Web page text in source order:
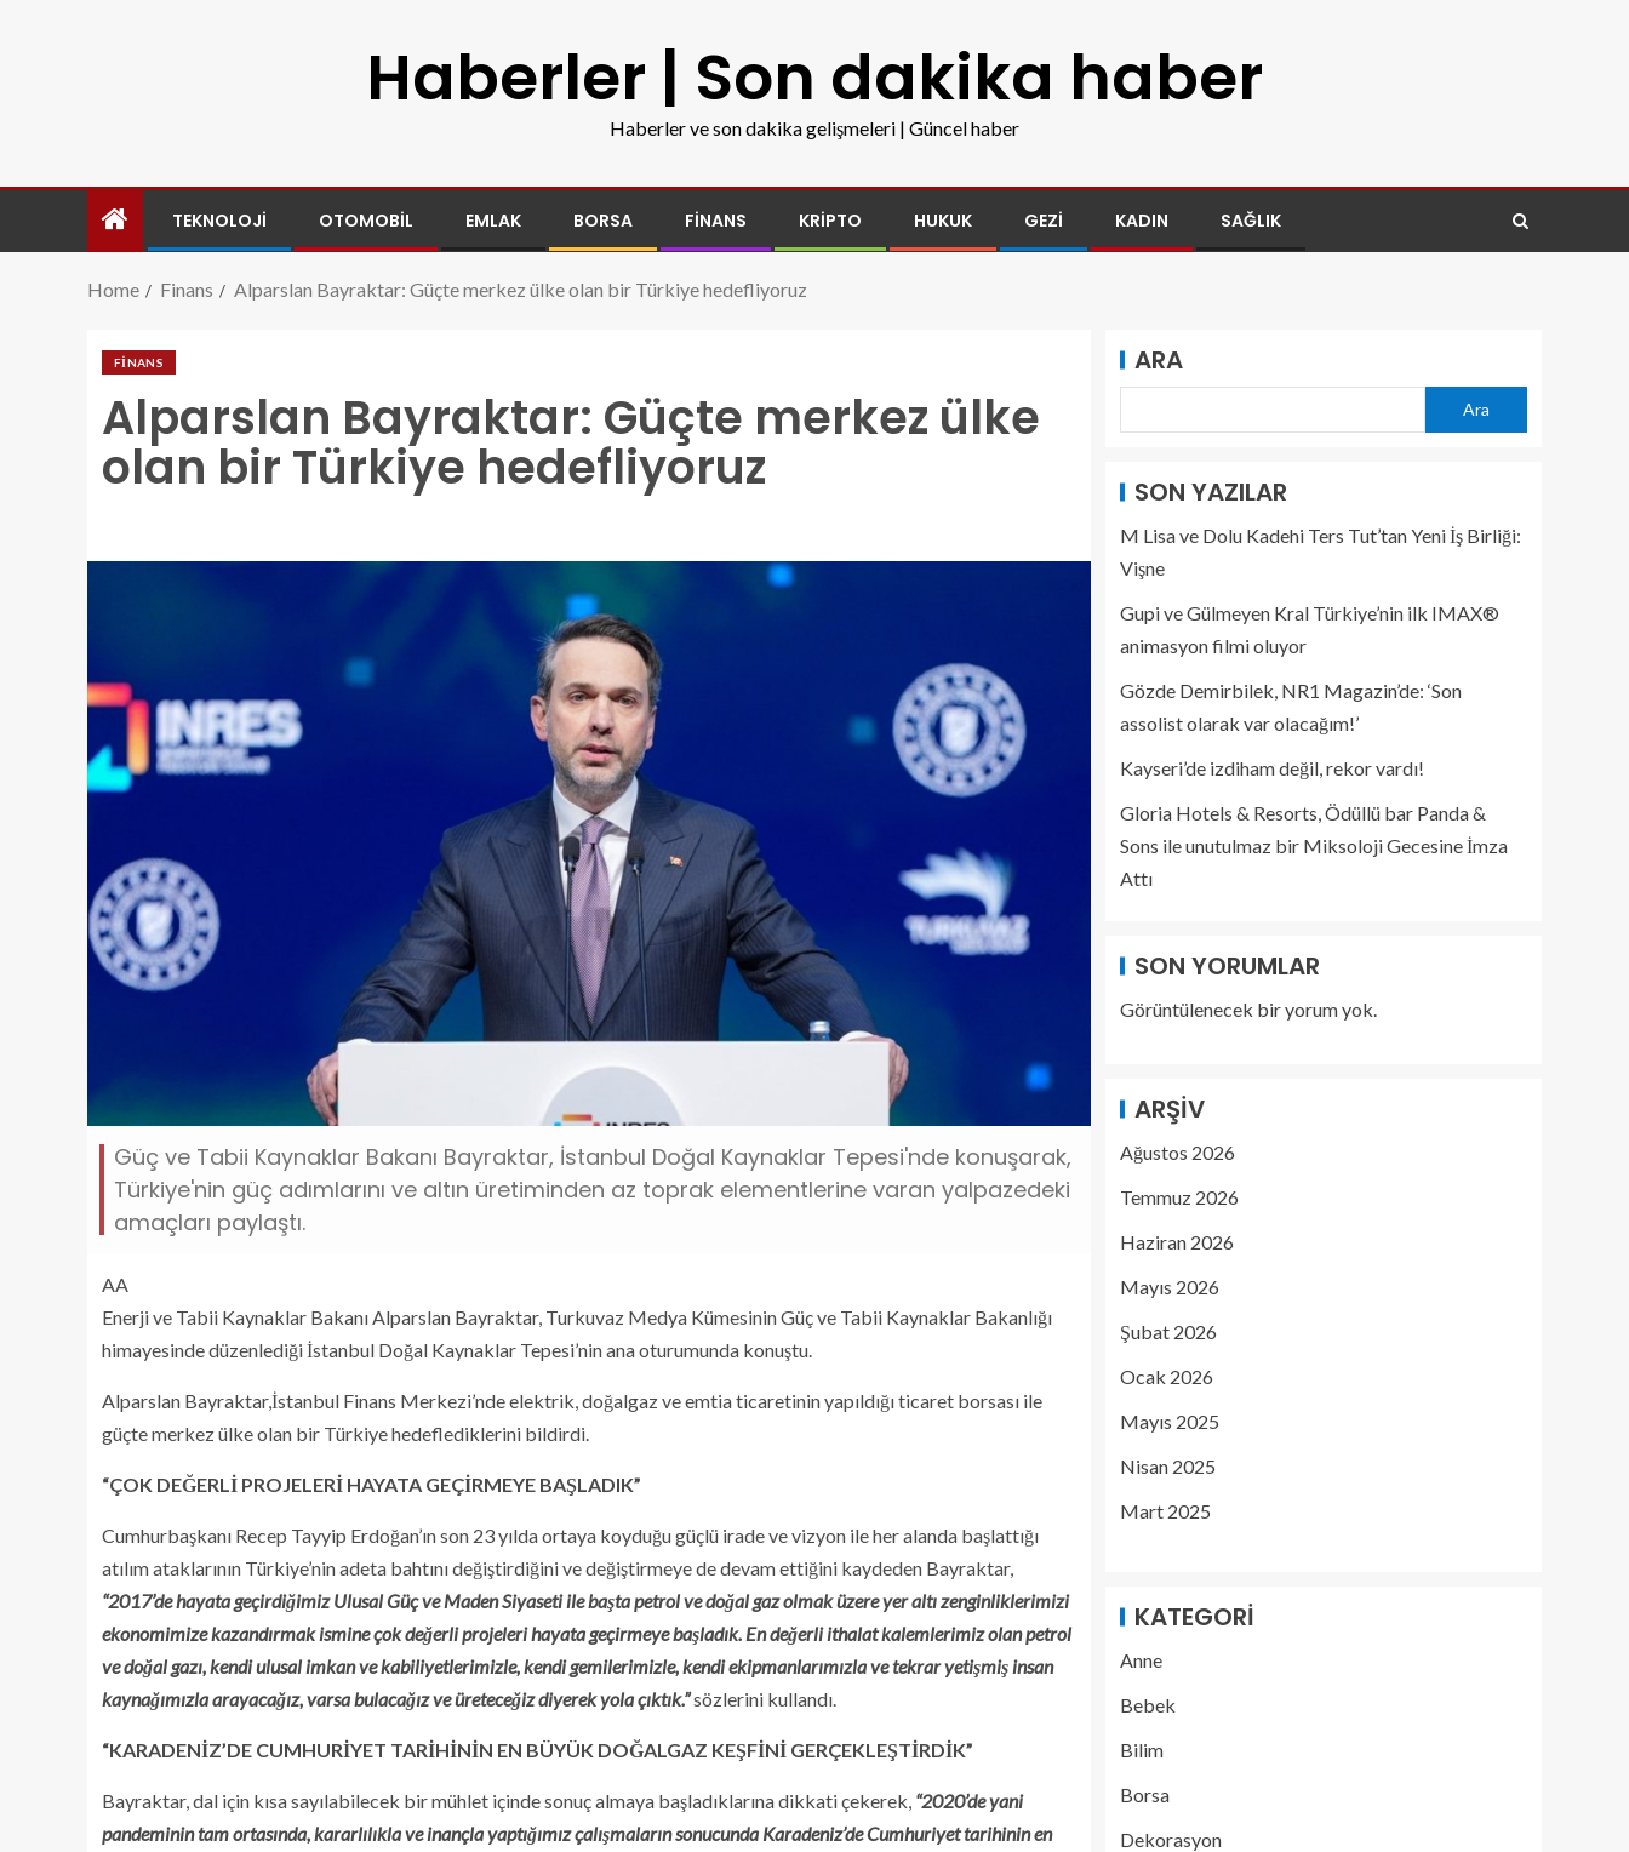
Haberler | Son dakika haber
Haberler ve son dakika gelişmeleri | Güncel haber
TEKNOLOJI OTOMOBIL EMLAK BORSA FINANS KRIPTO HUKUK GEZI KADIN SAĞLIK
Home Finans Alparslan Bayraktar: Güçte merkez ülke olan bir Türkiye hedefliyoruz
FINANS
Alparslan Bayraktar: Güçte merkez ülke
olan bir Türkiye hedefliyoruz
Güç ve Tabii Kaynaklar Bakanı Bayraktar, İstanbul Doğal Kaynaklar Tepesi'nde konuşarak,
Türkiye'nin güç adımlarını ve altın üretiminden az toprak elementlerine varan yalpazedeki
amaçları paylaştı.
AA
Enerji ve Tabii Kaynaklar Bakanı Alparslan Bayraktar, Turkuvaz Medya Kümesinin Güç ve Tabii Kaynaklar Bakanlığı
himayesinde düzenlediği İstanbul Doğal Kaynaklar Tepesi’nin ana oturumunda konuştu.
Alparslan Bayraktar,İstanbul Finans Merkezi’nde elektrik, doğalgaz ve emtia ticaretinin yapıldığı ticaret borsası ile
güçte merkez ülke olan bir Türkiye hedeflediklerini bildirdi.
“ÇOK DEĞERLİ PROJELERİ HAYATA GEÇİRMEYE BAŞLADIK”
Cumhurbaşkanı Recep Tayyip Erdoğan’ın son 23 yılda ortaya koyduğu güçlü irade ve vizyon ile her alanda başlattığı
atılım ataklarının Türkiye’nin adeta bahtını değiştirdiğini ve değiştirmeye de devam ettiğini kaydeden Bayraktar,
“2017’de hayata geçirdiğimiz Ulusal Güç ve Maden Siyaseti ile başta petrol ve doğal gaz olmak üzere yer altı zenginliklerimizi
ekonomimize kazandırmak ismine çok değerli projeleri hayata geçirmeye başladık. En değerli ithalat kalemlerimiz olan petrol
ve doğal gazı, kendi ulusal imkan ve kabiliyetlerimizle, kendi gemilerimizle, kendi ekipmanlarımızla ve tekrar yetişmiş insan
kaynağımızla arayacağız, varsa bulacağız ve üreteceğiz diyerek yola çıktık.”sözlerini kullandı.
“KARADENİZ’DE CUMHURİYET TARİHİNİN EN BÜYÜK DOĞALGAZ KEŞFİNİ GERÇEKLEŞTİRDİK”
Bayraktar, dal için kısa sayılabilecek bir mühlet içinde sonuç almaya başladıklarına dikkati çekerek, “2020’de yani
pandeminin tam ortasında, kararlılıkla ve inançla yaptığımız çalışmaların sonucunda Karadeniz’de Cumhuriyet tarihinin en
ARA
Ara
SON YAZILAR
M Lisa ve Dolu Kadehi Ters Tut’tan Yeni İş Birliği:
Vişne
Gupi ve Gülmeyen Kral Türkiye’nin ilk IMAX®
animasyon filmi oluyor
Gözde Demirbilek, NR1 Magazin’de: ‘Son
assolist olarak var olacağım!’
Kayseri’de izdiham değil, rekor vardı!
Gloria Hotels & Resorts, Ödüllü bar Panda &
Sons ile unutulmaz bir Miksoloji Gecesine İmza
Attı
SON YORUMLAR
Görüntülenecek bir yorum yok.
ARŞIV
Ağustos 2026
Temmuz 2026
Haziran 2026
Mayıs 2026
Şubat 2026
Ocak 2026
Mayıs 2025
Nisan 2025
Mart 2025
KATEGORI
Anne
Bebek
Bilim
Borsa
Dekorasyon